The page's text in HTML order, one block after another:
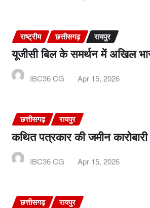
राष्ट्रीय छत्तीसगढ़ रायपुर
यूजीसी बिल के समर्थन में अखिल
IBC36 CG Apr 15, 2026
छत्तीसगढ़ रायपुर
कथित पत्रकार की जमीन
IBC36 CG Apr 15, 2026
छत्तीसगढ़ रायपुर